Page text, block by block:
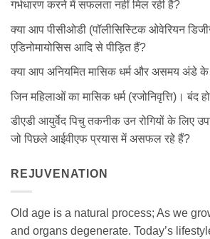
गर्भधारण करने में सफलता नहीं मिल रही है?
क्या आप पीसीओडी (पॉलीसिस्टिक ओवेरियन
एडिनोमायोसिस आदि से पीड़ित हैं?
क्या आप अनियमित मासिक धर्म और असमय अंडे
जिन महिलाओं का मासिक धर्म (रजोनिवृत्ति)। बंद
डीएडी आयुर्वेद पिचु तकनीक उन रोगियों के लिए
जो पिछले आईवीएफ प्रयास में असफल रहे हैं?
REJUVENATION
Old age is a natural process; As we
and organs degenerate. Today’s